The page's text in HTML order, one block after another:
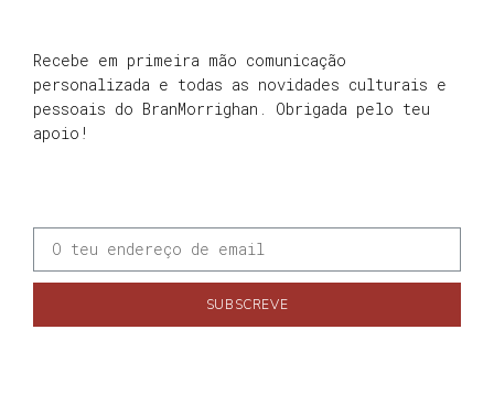
Recebe em primeira mão comunicação
personalizada e todas as novidades culturais e
pessoais do BranMorrighan. Obrigada pelo teu
apoio!
SUBSCREVE